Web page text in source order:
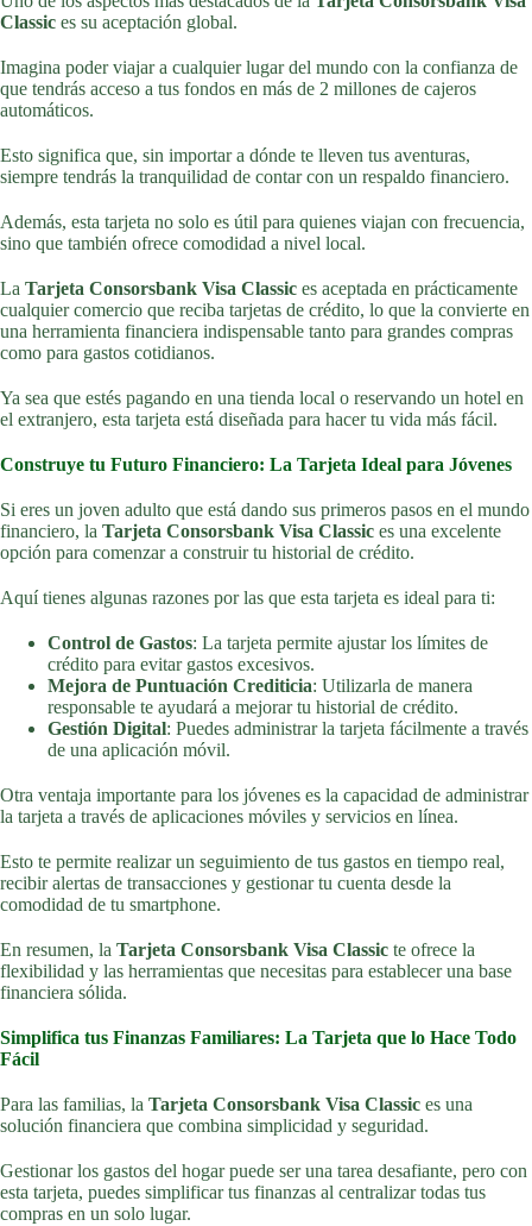
Classic es su aceptación global.
Imagina poder viajar a cualquier lugar del mundo con la confianza de
que tendrás acceso a tus fondos en más de 2 millones de cajeros
automáticos.
Esto significa que, sin importar a dónde te lleven tus aventuras,
siempre tendrás la tranquilidad de contar con un respaldo financiero.
Además, esta tarjeta no solo es útil para quienes viajan con frecuencia,
sino que también ofrece comodidad a nivel local.
La Tarjeta Consorsbank Visa Classic es aceptada en prácticamente
cualquier comercio que reciba tarjetas de crédito, lo que la convierte en
una herramienta financiera indispensable tanto para grandes compras
como para gastos cotidianos.
Ya sea que estés pagando en una tienda local o reservando un hotel en
el extranjero, esta tarjeta está diseñada para hacer tu vida más fácil.
Construye tu Futuro Financiero: La Tarjeta Ideal para Jóvenes
Si eres un joven adulto que está dando sus primeros pasos en el mundo
financiero, la Tarjeta Consorsbank Visa Classic es una excelente
opción para comenzar a construir tu historial de crédito.
Aquí tienes algunas razones por las que esta tarjeta es ideal para ti:
Control de Gastos: La tarjeta permite ajustar los límites de
crédito para evitar gastos excesivos.
Mejora de Puntuación Crediticia: Utilizarla de manera
responsable te ayudará a mejorar tu historial de crédito.
Gestión Digital: Puedes administrar la tarjeta fácilmente a través
de una aplicación móvil.
Otra ventaja importante para los jóvenes es la capacidad de administrar
la tarjeta a través de aplicaciones móviles y servicios en línea.
Esto te permite realizar un seguimiento de tus gastos en tiempo real,
recibir alertas de transacciones y gestionar tu cuenta desde la
comodidad de tu smartphone.
En resumen, la Tarjeta Consorsbank Visa Classic te ofrece la
flexibilidad y las herramientas que necesitas para establecer una base
financiera sólida.
Simplifica tus Finanzas Familiares: La Tarjeta que lo Hace Todo
Fácil
Para las familias, la Tarjeta Consorsbank Visa Classic es una
solución financiera que combina simplicidad y seguridad.
Gestionar los gastos del hogar puede ser una tarea desafiante, pero con
esta tarjeta, puedes simplificar tus finanzas al centralizar todas tus
compras en un solo lugar.